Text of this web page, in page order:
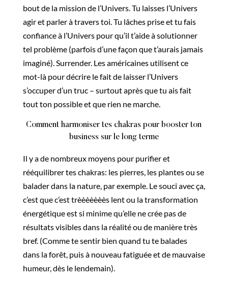
bout de la mission de l’Univers. Tu laisses l’Univers
agir et parler à travers toi. Tu lâches prise et tu fais
confiance à l’Univers pour qu’il t’aide à solutionner
tel problème (parfois d’une façon que t’aurais jamais
imaginé). Surrender. Les américaines utilisent ce
mot-là pour décrire le fait de laisser l’Univers
s’occuper d’un truc – surtout après que tu ais fait
tout ton possible et que rien ne marche.
Comment harmoniser tes chakras pour booster ton
business sur le long terme
Il y a de nombreux moyens pour purifier et
rééquilibrer tes chakras: les pierres, les plantes ou se
balader dans la nature, par exemple. Le souci avec ça,
c’est que c’est trèèèèèèès lent ou la transformation
énergétique est si minime qu’elle ne crée pas de
résultats visibles dans la réalité ou de manière très
bref. (Comme te sentir bien quand tu te balades
dans la forêt, puis à nouveau fatiguée et de mauvaise
humeur, dès le lendemain).